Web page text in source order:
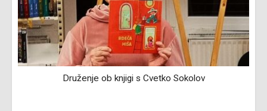
Druženje ob knjigi s Cvetko Sokolov